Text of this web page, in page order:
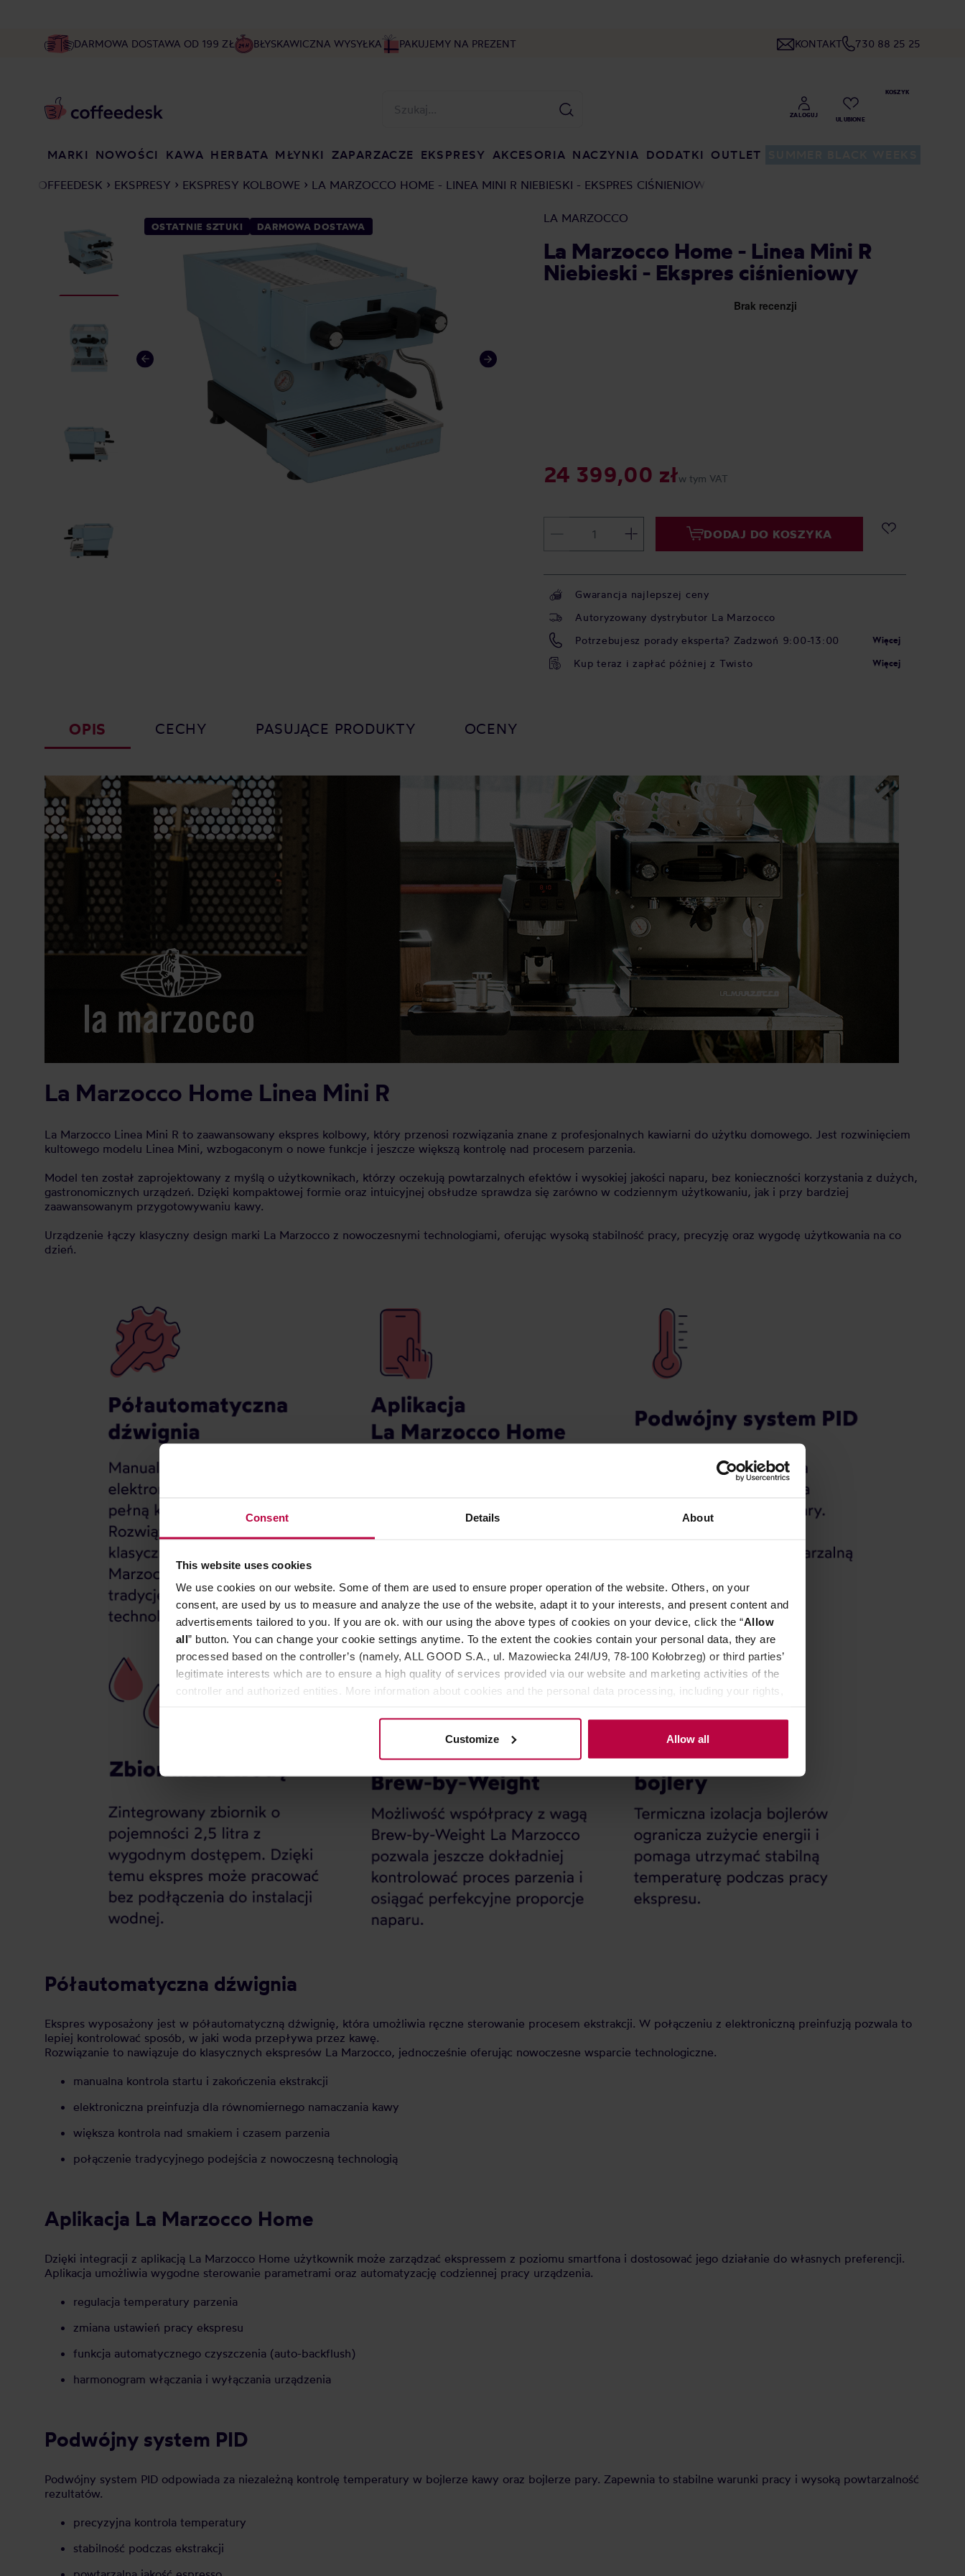
Consent Details About
This website uses cookies
We use cookies on our website. Some of them are used to ensure proper operation of the website. Others, on your
consent, are used by us to measure and analyze the use of the website, adapt it to your interests, and present content and
advertisements tailored to you. If you are ok. with our using the above types of cookies on your device, click the “Allow
all” button. You can change your cookie settings anytime. To the extent the cookies contain your personal data, they are
processed based on the controller’s (namely, ALL GOOD S.A., ul. Mazowiecka 24I/U9, 78-100 Kołobrzeg) or third parties’
legitimate interests which are to ensure a high quality of services provided via our website and marketing activities of the
controller and authorized entities. More information about cookies and the personal data processing, including your rights,
Customize Allow all
DARMOWA DOSTAWA OD 199 ZŁ BŁYSKAWICZNA WYSYŁKA PAKUJEMY NA PREZENT KONTAKT 730 88 25 25
MARKI NOWOŚCI KAWA HERBATA MŁYNKI ZAPARZACZE EKSPRESY AKCESORIA NACZYNIA DODATKI OUTLET
COFFEEDESK EKSPRESY EKSPRESY KOLBOWE LA MARZOCCO HOME - LINEA MINI R NIEBIESKI - EKSPRES CIŚNIENIOWY
OSTATNIE SZTUKI DARMOWA DOSTAWA
LA MARZOCCO
La Marzocco Home - Linea Mini R
Niebieski - Ekspres ciśnieniowy
24 399,00 złw tym VAT
DODAJ DO KOSZYKA
Gwarancja najlepszej ceny
Autoryzowany dystrybutor La Marzocco
Potrzebujesz porady eksperta? Zadzwoń 9:00-13:00
Więcej
Kup teraz i zapłać później z Twisto Więcej
OPIS CECHY PASUJĄCE PRODUKTY OCENY
La Marzocco Home Linea Mini R
La Marzocco Linea Mini R to zaawansowany ekspres kolbowy, który przenosi rozwiązania znane z profesjonalnych kawiarni do użytku domowego. Jest rozwinięciem
kultowego modelu Linea Mini, wzbogaconym o nowe funkcje i jeszcze większą kontrolę nad procesem parzenia.
Model ten został zaprojektowany z myślą o użytkownikach, którzy oczekują powtarzalnych efektów i wysokiej jakości naparu, bez konieczności korzystania z dużych,
gastronomicznych urządzeń. Dzięki kompaktowej formie oraz intuicyjnej obsłudze sprawdza się zarówno w codziennym użytkowaniu, jak i przy bardziej
zaawansowanym przygotowywaniu kawy.
Urządzenie łączy klasyczny design marki La Marzocco z nowoczesnymi technologiami, oferując wysoką stabilność pracy, precyzję oraz wygodę użytkowania na co
dzień.
Półautomatyczna dźwignia
Ekspres wyposażony jest w półautomatyczną dźwignię, która umożliwia ręczne sterowanie procesem ekstrakcji. W połączeniu z elektroniczną preinfuzją pozwala to
lepiej kontrolować sposób, w jaki woda przepływa przez kawę.
Rozwiązanie to nawiązuje do klasycznych ekspresów La Marzocco, jednocześnie oferując nowoczesne wsparcie technologiczne.
manualna kontrola startu i zakończenia ekstrakcji
elektroniczna preinfuzja dla równomiernego namaczania kawy
większa kontrola nad smakiem i czasem parzenia
połączenie tradycyjnego podejścia z nowoczesną technologią
Aplikacja La Marzocco Home
Dzięki integracji z aplikacją La Marzocco Home użytkownik może zarządzać ekspressem z poziomu smartfona i dostosować jego działanie do własnych preferencji.
Aplikacja umożliwia wygodne sterowanie parametrami oraz automatyzację codziennej pracy urządzenia.
regulacja temperatury parzenia
zmiana ustawień pracy ekspresu
funkcja automatycznego czyszczenia (auto-backflush)
harmonogram włączania i wyłączania urządzenia
Podwójny system PID
Podwójny system PID odpowiada za niezależną kontrolę temperatury w bojlerze kawy oraz bojlerze pary. Zapewnia to stabilne warunki pracy i wysoką powtarzalność
rezultatów.
precyzyjna kontrola temperatury
stabilność podczas ekstrakcji